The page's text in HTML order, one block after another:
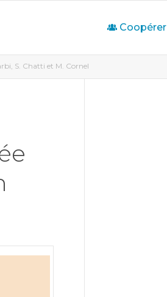
Coopérer
S. Chatti et M. Cornel